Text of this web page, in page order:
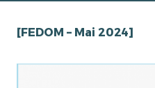
[FEDOM – Mai 2024]